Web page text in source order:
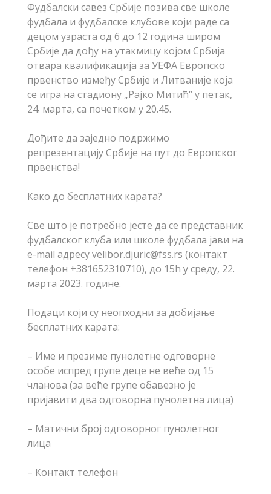
Фудбалски савез Србије позива све школе
фудбала и фудбалске клубове који раде са
децом узраста од 6 до 12 година широм
Србије да дођу на утакмицу којом Србија
отвара квалификација за УЕФА Европско
првенство између Србије и Литваније која
се игра на стадиону „Рајко Митић“ у петак,
24. марта, са почетком у 20.45.
Дођите да заједно подржимо
репрезентацију Србије на пут до Европског
првенства!
Како до бесплатних карата?
Све што је потребно јесте да се представник
фудбалског клуба или школе фудбала јави на
e-mail адресу velibor.djuric@fss.rs (контакт
телефон +381652310710), до 15h у среду, 22.
марта 2023. године.
Подаци који су неопходни за добијање
бесплатних карата:
– Име и презиме пунолетне одговорне
особе испред групе деце не веће од 15
чланова (за веће групе обавезно је
пријавити два одговорна пунолетна лица)
– Матични број одговорног пунолетног
лица
– Контакт телефон